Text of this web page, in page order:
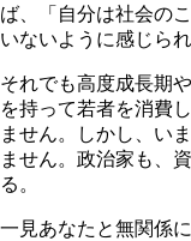
ば、「自分は社会の
いないように感じられ
それでも高度成長期
を持って若者を消費
ません。しかし、い
ません。政治家も、
る。
一見あなたと無関係